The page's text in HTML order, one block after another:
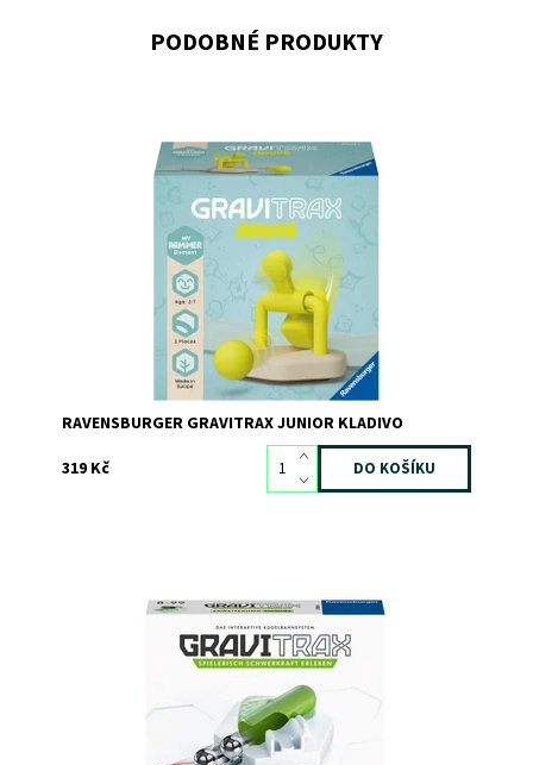
PODOBNÉ PRODUKTY
Skladem>3
11124
RAVENSBURGER
RAVENSBURGER GRAVITRAX JUNIOR KLADIVO
319 Kč
Skladem>3
7175